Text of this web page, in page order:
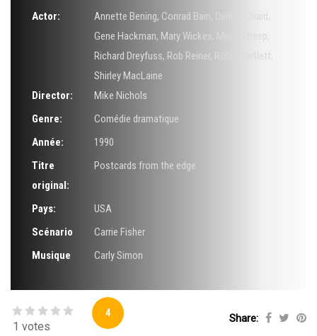
Actor: Annette Bening, Conrad Bain
Gene Hackman, Mary Wickes
Richard Dreyfuss, Rob Reiner
,
Shirley MacLaine
Director:
Mike Nichols
Genre:
Comédie dramatique
Année:
1990
Titre
original:
Postcards from the edge
Pays:
USA
Scénario
Carrie Fisher
Musique
Carly Simon
1 votes
4 Share: